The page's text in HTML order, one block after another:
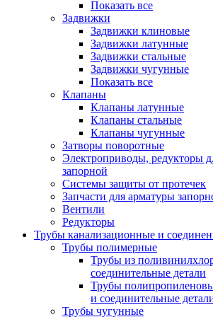
Показать все
Задвижки
Задвижки клиновые
Задвижки латунные
Задвижки стальные
Задвижки чугунные
Показать все
Клапаны
Клапаны латунные
Клапаны стальные
Клапаны чугунные
Затворы поворотные
Электроприводы, редукторы
запорной
Системы защиты от протечек
Запчасти для арматуры
Вентили
Редукторы
Трубы канализационные и
Трубы полимерные
Трубы из
соединительные детали
Трубы
и соединительные
Трубы чугунные